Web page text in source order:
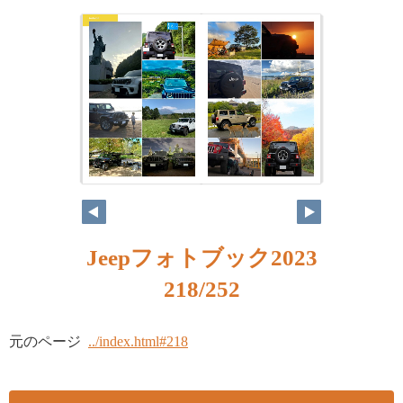
Jeepフォトブック2023
218/252
元のページ ../index.html#218